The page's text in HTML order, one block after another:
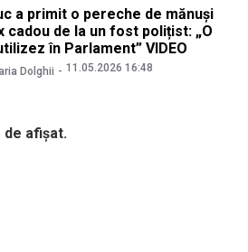
a primit o pereche de mănuși
cadou de la un fost polițist: „O
în Parlament” VIDEO
Dolghii 11.05.2026 16:48
de afișat.